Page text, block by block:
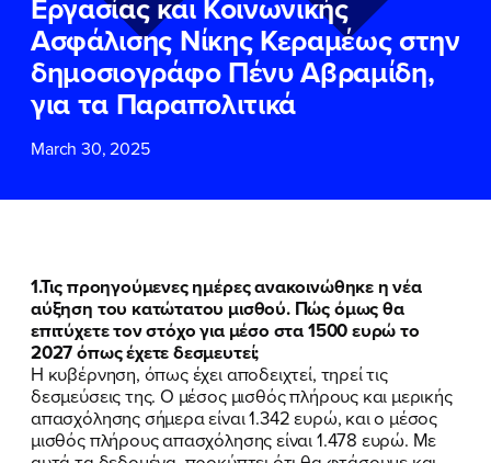
Ασφάλισης Νίκης Κεραμέως στην
δημοσιογράφο Πένυ Αβραμίδη,
για τα Παραπολιτικά
March 30, 2025
1.Τις προηγούμενες ημέρες ανακοινώθηκε η νέα
αύξηση του κατώτατου μισθού. Πώς όμως θα
επιτύχετε τον στόχο για μέσο στα 1500 ευρώ το
2027 όπως έχετε δεσμευτεί;
Η κυβέρνηση, όπως έχει αποδειχτεί, τηρεί τις
δεσμεύσεις της. Ο μέσος μισθός πλήρους και μερικής
απασχόλησης σήμερα είναι 1.342 ευρώ, και ο μέσος
μισθός πλήρους απασχόλησης είναι 1.478 ευρώ. Με
ΕΠΙΘΕΤΟ*
ΤΗΛΕΦΩΝΟ*
EMAIL
Δεδομένων
και τους τους
Όρους
Χρήσηςτου δικτυακού τόπου του
Πολιτικού Γραφείου της Βουλευτού
Νίκης Κεραμέως
ΥΠΟΒΟΛΗ
ΕΠΙΘΕΤΟ*
ΤΗΛΕΦΩΝΟ
EMAIL
Δεδομένων
και τους τους
Όρους
Χρήσηςτου δικτυακού τόπου του
Πολιτικού Γραφείου της Βουλευτού
Νίκης Κεραμέως
ΥΠΟΒΟΛΗ